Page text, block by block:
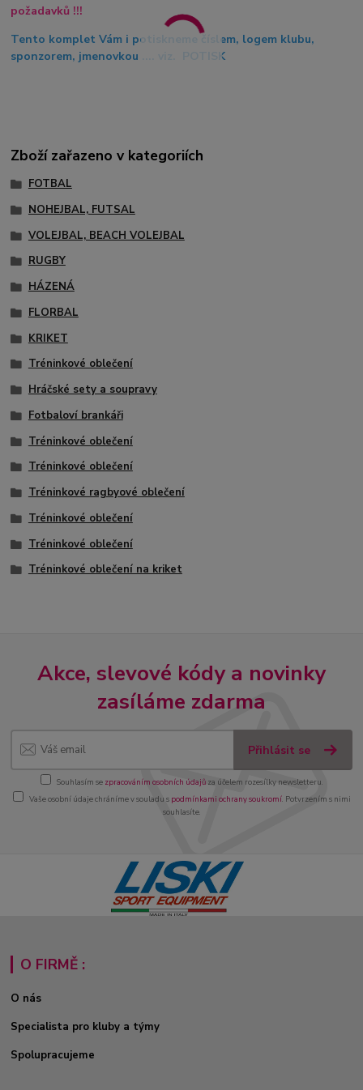
požadavků !!!
Tento komplet Vám i potiskneme číslem, logem klubu,
sponzorem, jmenovkou .... viz. POTISK
Zboží zařazeno v kategoriích
FOTBAL
NOHEJBAL, FUTSAL
VOLEJBAL, BEACH VOLEJBAL
RUGBY
HÁZENÁ
FLORBAL
KRIKET
Tréninkové oblečení
Hráčské sety a soupravy
Fotbaloví brankáři
Tréninkové oblečení
Tréninkové oblečení
Tréninkové ragbyové oblečení
Tréninkové oblečení
Tréninkové oblečení
Tréninkové oblečení na kriket
Akce, slevové kódy a novinky
zasíláme zdarma
Přihlásit se
Souhlasím se zpracováním osobních údajůza účelem rozesílky newsletteru.
Vaše osobní údaje chráníme v souladu s podmínkami ochrany soukromí. Potvrzením s nimi
souhlasíte.
O FIRMĚ :
O nás
Specialista pro kluby a týmy
Spolupracujeme